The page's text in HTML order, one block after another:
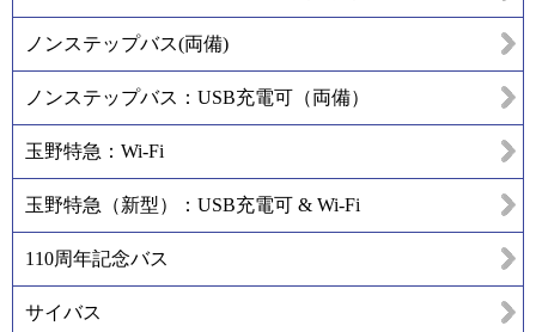
ノンステップバス(両備)
ノンステップバス：USB充電可（両備）
玉野特急：Wi-Fi
玉野特急（新型）：USB充電可 & Wi-Fi
110周年記念バス
サイバス